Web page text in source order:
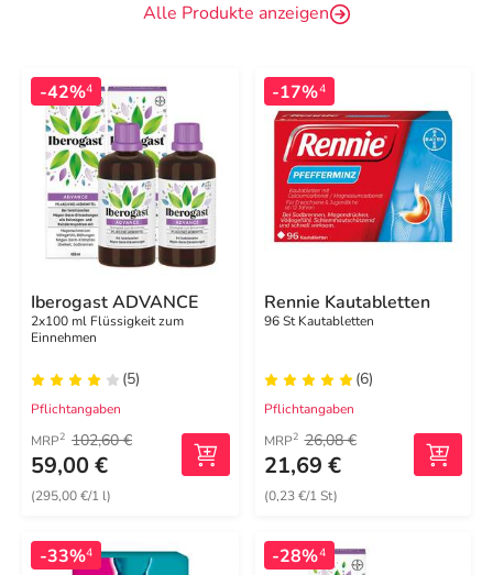
Alle Produkte anzeigen
-42%4
Iberogast ADVANCE
2x100 ml Flüssigkeit zum
Einnehmen
(5)
Pflichtangaben
MRP2 102,60 €
59,00 €
(295,00 €/1 l)
-17%4
Rennie Kautabletten
96 St Kautabletten
(6)
Pflichtangaben
MRP2 26,08 €
21,69 €
(0,23 €/1 St)
-33%4 -28%4